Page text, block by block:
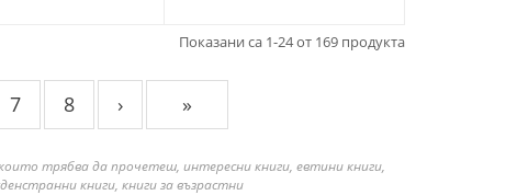
Показани са 1-24 от 169 продукта
7 8 › »
трябва да прочетеш, интересни книги, евтини книги,
книги, книги за възрастни